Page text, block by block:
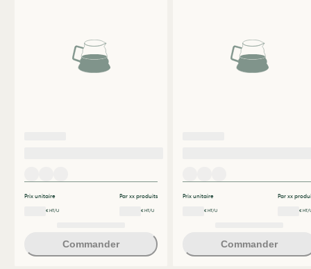
Prix unitaire
€ HT/U
Par xx produits
€ HT/U
Commander
Prix unitaire
€ HT/U
Par xx
€ HT/
Commander